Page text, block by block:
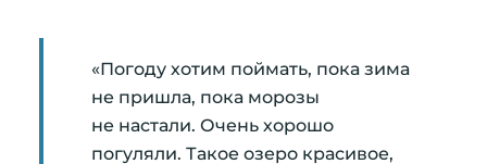
«Погоду хотим поймать, пока зима
не пришла, пока морозы
не настали. Очень хорошо
погуляли. Такое озеро красивое,